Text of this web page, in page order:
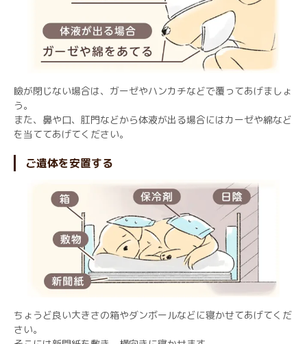
瞼が閉じない場合は、ガーゼやハンカチなどで覆ってあげましょ
う。
また、鼻や口、肛門などから体液が出る場合にはカーゼや綿など
を当ててあげてください。
ご遺体を安置する
ちょうど良い大きさの箱やダンボールなどに寝かせてあげてくだ
さい。